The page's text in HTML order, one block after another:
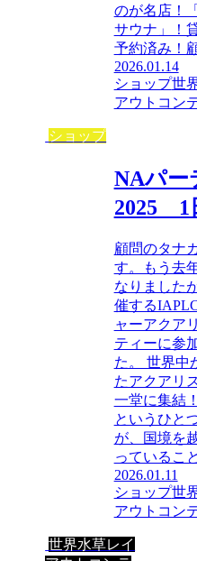
のが名店！
サウナ」！
予約済み！
2026.01.14
ショップ世
アウトコン
ショップ
NAパー
2025 1
顧問のタナ
す。もう去
なりました
催する
ャーアクア
ティーに参
た。 世界中
たアクアリ
一堂に集結
というひと
が、国境を
っているこ
2026.01.11
ショップ世
アウトコン
世界水草レイ